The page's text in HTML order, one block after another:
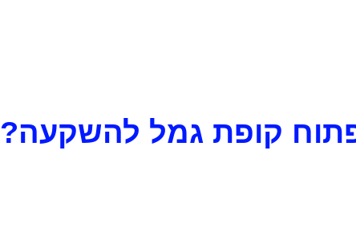
קופת גמל להשקעה?